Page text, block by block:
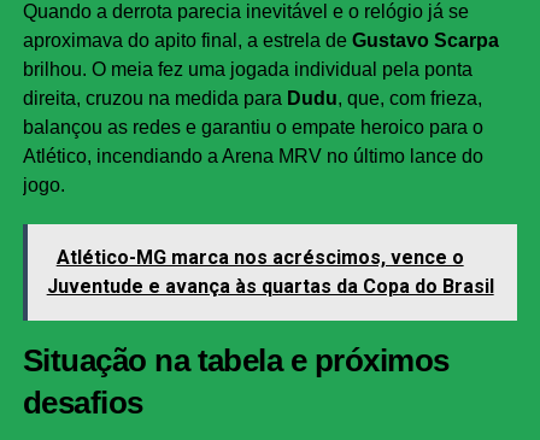
Quando a derrota parecia inevitável e o relógio já se
aproximava do apito final, a estrela de Gustavo Scarpa
brilhou. O meia fez uma jogada individual pela ponta
direita, cruzou na medida para Dudu, que, com frieza,
balançou as redes e garantiu o empate heroico para o
Atlético, incendiando a Arena MRV no último lance do
jogo.
Atlético-MG marca nos acréscimos, vence o
Juventude e avança às quartas da Copa do Brasil
Situação na tabela e próximos
desafios